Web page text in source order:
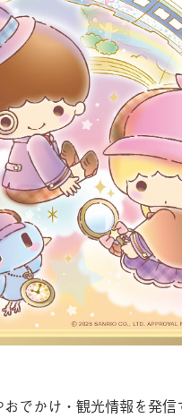
でかけ・観光情報を発